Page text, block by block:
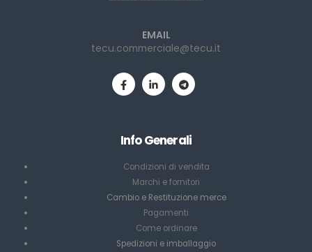
EMAIL
tecu.commerciale@tecu.it
Info Generali
Condizioni di vendita
Marchi e fornitori
Cambio e Restituzione merce
Pagamenti
Come ordinare
Spedizioni e imballaggio